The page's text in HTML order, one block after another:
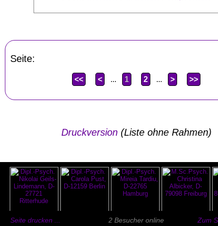
Seite:
<< < ... 1 2 ... > >>
Druckversion(Liste ohne Rahmen)
Seite drucken ... 2 Besucher online Zum